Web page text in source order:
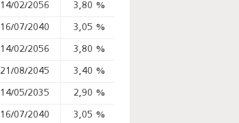
14/02/2056 3,80 %
16/07/2040 3,05 %
14/02/2056 3,80 %
21/08/2045 3,40 %
14/05/2035 2,90 %
16/07/2040 3,05 %
Enquête mensuelle de